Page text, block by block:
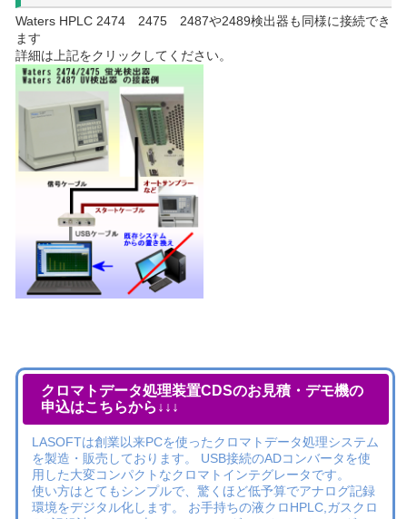
Waters HPLC 2474 2475 2487や2489検出器も同様に接続でき
ます
詳細は上記をクリックしてください。
クロマトデータ処理装置CDSのお見積・デモ機の
申込はこちらから↓↓↓
LASOFTは創業以来PCを使ったクロマトデータ処理システム
を製造・販売しております。 USB接続のADコンバータを使
用した大変コンパクトなクロマトインテグレータです。
使い方はとてもシンプルで、驚くほど低予算でアナログ記録
環境をデジタル化します。 お手持ちの液クロHPLC,ガスクロ